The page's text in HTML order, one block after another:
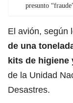
presunto
El avión, según
de una
kits de higiene
de la Unidad
Desastres.